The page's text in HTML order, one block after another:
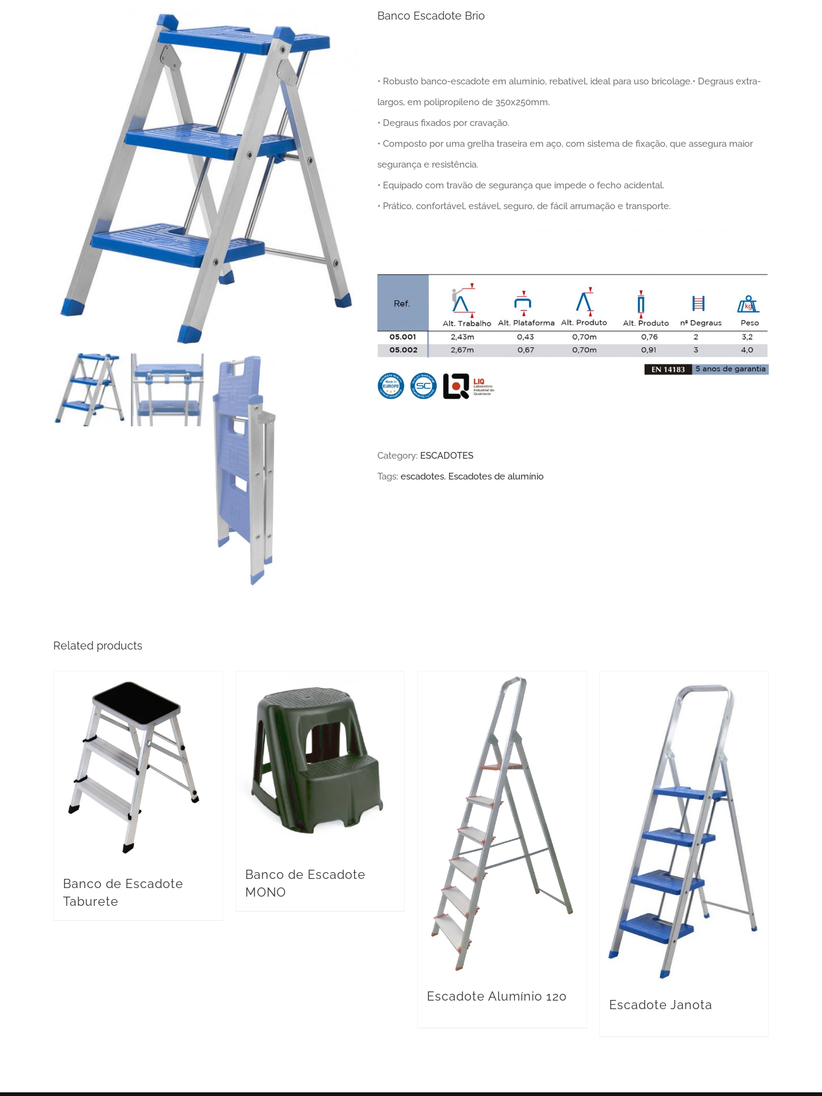
Banco Escadote Brio
• Robusto banco-escadote em aluminio, rebatível, ideal para uso bricolage.• Degraus extra-
largos, em polipropileno de 350x250mm.
• Degraus fixados por cravação.
• Composto por uma grelha traseira em aço, com sistema de fixação, que assegura maior
segurança e resistência.
• Equipado com travão de segurança que impede o fecho acidental.
• Prático, confortável, estável, seguro, de fácil arrumação e transporte.
Category: ESCADOTES
Tags: escadotes, Escadotes de alumínio
Related products
Banco de Escadote
Taburete
Banco de Escadote
MONO
Escadote Alumínio 120
Escadote Janota